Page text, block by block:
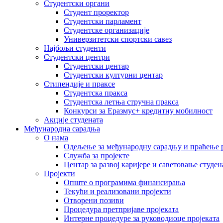
Студентски органи
Студент проректор
Студентски парламент
Студентске организације
Универзитетски спортски савез
Најбољи студенти
Студентски центри
Студентски центар
Студентски културни центар
Стипендије и праксе
Студентска пракса
Студентска летња стручна пракса
Конкурси за Еразмус+ кредитну мобилност
Акције студената
Међународна сарадња
О нама
Одељење за међународну сарадњу и праћење
Служба за пројекте
Центар за развој каријере и саветовање
Пројекти
Опште о програмима финансирања
Текући и реализовани пројекти
Отворени позиви
Процедура претпријаве пројеката
Интерне процедуре за руководиоце пројеката